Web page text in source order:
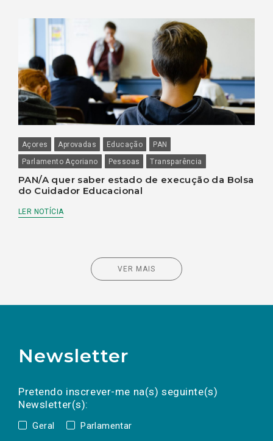
Açores Aprovadas Educação
PAN
Parlamento Açoriano
Pessoas Transparência
PAN/A quer saber estado de execução da Bolsa
do Cuidador Educacional
LER NOTÍCIA
VER MAIS
Newsletter
Pretendo inscrever-me na(s) seguinte(s)
Newsletter(s):
Geral Parlamentar
a(s) newsletter(s).
mail